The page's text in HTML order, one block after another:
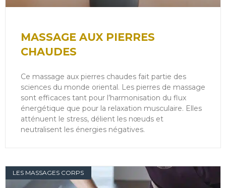
MASSAGE AUX PIERRES
CHAUDES
Ce massage aux pierres chaudes fait partie des
sciences du monde oriental. Les pierres de massage
sont efficaces tant pour l’harmonisation du flux
énergétique que pour la relaxation musculaire. Elles
atténuent le stress, délient les nœuds et
neutralisent les énergies négatives.
LES MASSAGES CORPS